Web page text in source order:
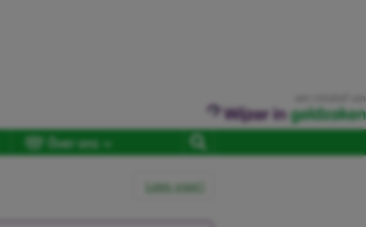
een initiatief van
Over ons
Lees voor